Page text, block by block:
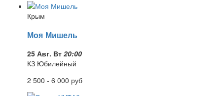
Крым
Моя Мишель
25 Авг. Вт 20:00
КЗ Юбилейный
2 500 - 6 000 руб